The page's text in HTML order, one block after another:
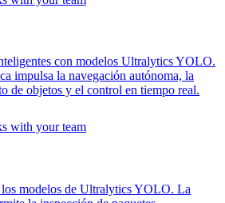
con modelos Ultralytics YOLO.
impulsa la navegación autónoma, la
de objetos y el control en tiempo real.
modelos de Ultralytics YOLO. La